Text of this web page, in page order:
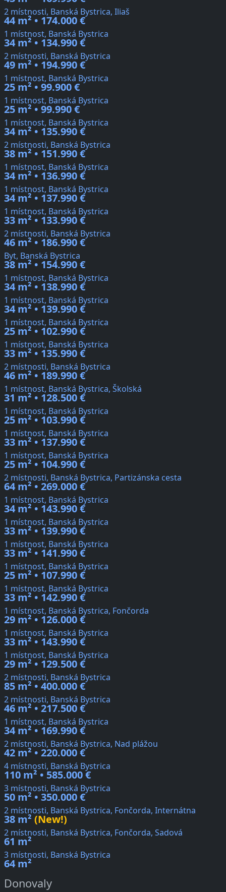
2 místnosti, Banská Bystrica, Iliaš
44 m² • 174.000 €
1 místnost, Banská Bystrica
34 m² • 134.990 €
2 místnosti, Banská Bystrica
49 m² • 194.990 €
1 místnost, Banská Bystrica
25 m² • 99.900 €
1 místnost, Banská Bystrica
25 m² • 99.990 €
1 místnost, Banská Bystrica
34 m² • 135.990 €
2 místnosti, Banská Bystrica
38 m² • 151.990 €
1 místnost, Banská Bystrica
34 m² • 136.990 €
1 místnost, Banská Bystrica
34 m² • 137.990 €
1 místnost, Banská Bystrica
33 m² • 133.990 €
2 místnosti, Banská Bystrica
46 m² • 186.990 €
Byt, Banská Bystrica
38 m² • 154.990 €
1 místnost, Banská Bystrica
34 m² • 138.990 €
1 místnost, Banská Bystrica
34 m² • 139.990 €
1 místnost, Banská Bystrica
25 m² • 102.990 €
1 místnost, Banská Bystrica
33 m² • 135.990 €
2 místnosti, Banská Bystrica
46 m² • 189.990 €
1 místnost, Banská Bystrica, Školská
31 m² • 128.500 €
1 místnost, Banská Bystrica
25 m² • 103.990 €
1 místnost, Banská Bystrica
33 m² • 137.990 €
1 místnost, Banská Bystrica
25 m² • 104.990 €
2 místnosti, Banská Bystrica, Partizánska cesta
64 m² • 269.000 €
1 místnost, Banská Bystrica
34 m² • 143.990 €
1 místnost, Banská Bystrica
33 m² • 139.990 €
1 místnost, Banská Bystrica
33 m² • 141.990 €
1 místnost, Banská Bystrica
25 m² • 107.990 €
1 místnost, Banská Bystrica
33 m² • 142.990 €
1 místnost, Banská Bystrica, Fončorda
29 m² • 126.000 €
1 místnost, Banská Bystrica
33 m² • 143.990 €
1 místnost, Banská Bystrica
29 m² • 129.500 €
2 místnosti, Banská Bystrica
85 m² • 400.000 €
2 místnosti, Banská Bystrica
46 m² • 217.500 €
1 místnost, Banská Bystrica
34 m² • 169.990 €
2 místnosti, Banská Bystrica, Nad plážou
42 m² • 220.000 €
4 místnosti, Banská Bystrica
110 m² • 585.000 €
3 místnosti, Banská Bystrica
50 m² • 350.000 €
2 místnosti, Banská Bystrica, Fončorda, Internátna
38 m² (New!)
2 místnosti, Banská Bystrica, Fončorda, Sadová
61 m²
3 místnosti, Banská Bystrica
64 m²
Donovaly